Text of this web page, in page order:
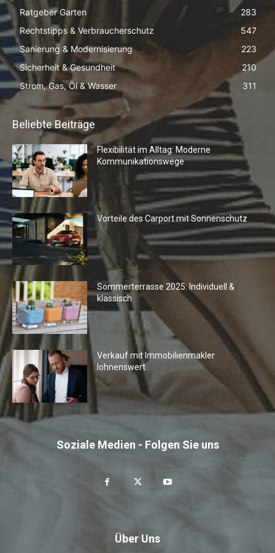
Ratgeber Garten
283
Rechtstipps & Verbraucherschutz
547
Sanierung & Modernisierung
223
Sicherheit & Gesundheit
210
Strom, Gas, Öl & Wasser
311
Beliebte Beiträge
Flexibilität im Alltag: Moderne
Kommunikationswege
Vorteile des Carport mit Sonnenschutz
Sommerterrasse 2025: Individuell &
klassisch
Verkauf mit Immobilienmakler
lohnenswert
Soziale Medien - Folgen Sie uns
Über Uns